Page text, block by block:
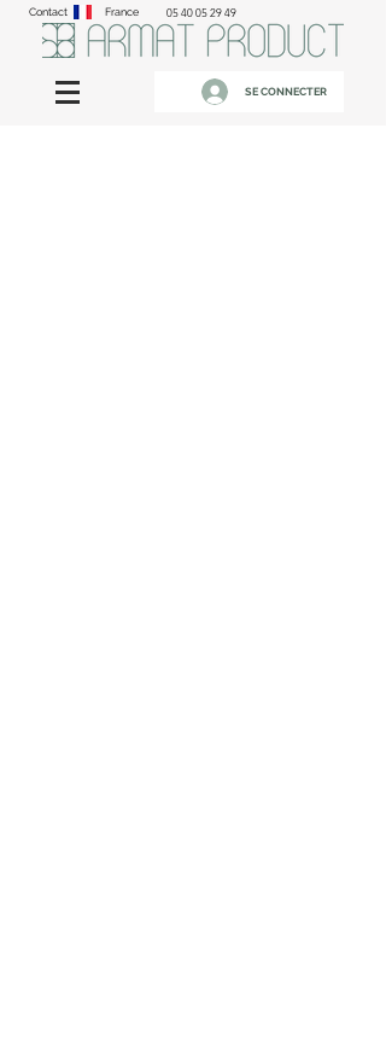
Contact France 05 40 05 29 49
SE CONNECTER